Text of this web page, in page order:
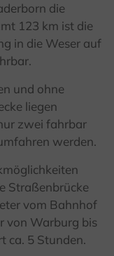
die
123 km ist die
in die Weser auf
und ohne
liegen
zwei fahrbar
werden.
Straßenbrücke
vom Bahnhof
von Warburg bis
ca. 5 Stunden.